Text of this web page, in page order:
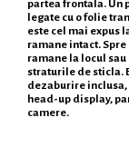
partea frontala. Un
legate cu o folie
este cel mai expus
ramane intact.
ramane la locul
straturile de sticla.
dezaburire
head-up display,
camere.